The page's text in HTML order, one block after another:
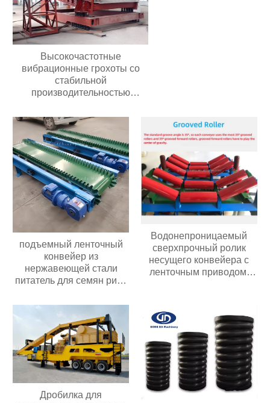
Высокочастотные
вибрационные грохоты со
стабильной
производительностью
добычи полезных
ископаемыхВысокочастотные
вибрационные грохоты со
стабильной
производительностью
Долговечные грохоты для
добычи полезных
ископаемых
подъемный ленточный
конвейер из
нержавеющей стали
питатель для семян риса
оборудования
подъемный конвейер для
фасоли
Водонепроницаемый
сверхпрочный ролик
несущего конвейера с
ленточным приводом,
Дробилка для